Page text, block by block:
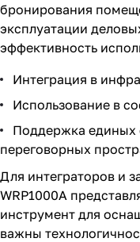
бронирования
эксплуатации
эффективность
Интеграция в
Использование в
Поддержка единых
переговорных
Для интеграторов и
WRP1000A
инструмент для
важны